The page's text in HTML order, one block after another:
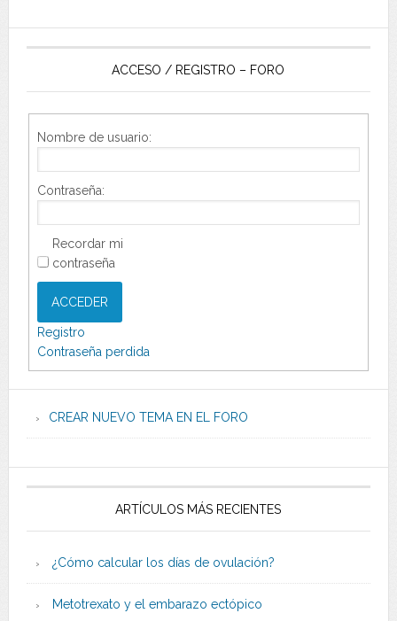
ACCESO / REGISTRO – FORO
Nombre de usuario:
Contraseña:
Recordar mi
contraseña
ACCEDER
Registro
Contraseña perdida
CREAR NUEVO TEMA EN EL FORO
ARTÍCULOS MÁS RECIENTES
¿Cómo calcular los días de ovulación?
Metotrexato y el embarazo ectópico